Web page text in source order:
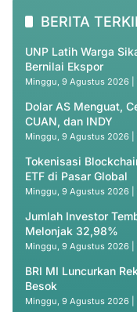
BERITA
UNP Latih Warga
Bernilai Ekspor
Minggu, 9 Agustus 2026 |
Dolar AS Menguat,
CUAN, dan INDY
Minggu, 9 Agustus 2026 |
Tokenisasi
ETF di Pasar Global
Minggu, 9 Agustus 2026 |
Jumlah Investor
Melonjak 32,98%
Minggu, 9 Agustus 2026 |
BRI MI Luncurkan
Besok
Minggu, 9 Agustus 2026 |